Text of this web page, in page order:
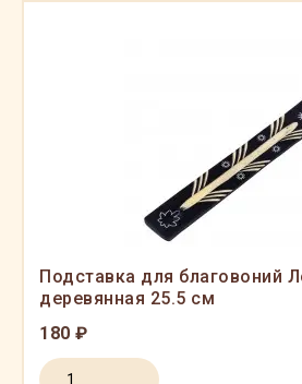
Подставка для благовоний
деревянная 25.5 см
180 ₽